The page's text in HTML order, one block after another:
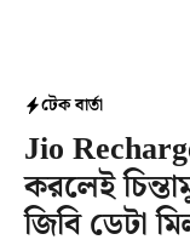
টেক বার্তা
Jio
করলেই
জিবি ডেটা